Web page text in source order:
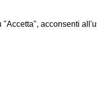
acconsenti